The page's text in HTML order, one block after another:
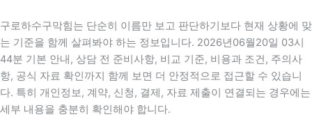
구로하수구막힘는 단순히 이름만 보고 판단하기보다 현재 상황에 맞
는 기준을 함께 살펴봐야 하는 정보입니다. 2026년06월20일 03시
44분 기본 안내, 상담 전 준비사항, 비교 기준, 비용과 조건, 주의사
항, 공식 자료 확인까지 함께 보면 더 안정적으로 접근할 수 있습니
다. 특히 개인정보, 계약, 신청, 결제, 자료 제출이 연결되는 경우에는
세부 내용을 충분히 확인해야 합니다.